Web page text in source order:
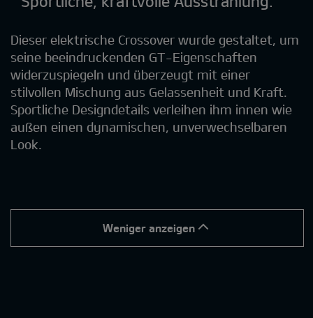
Dieser elektrische Crossover wurde gestaltet, um
seine beeindruckenden GT-Eigenschaften
widerzuspiegeln und überzeugt mit einer
stilvollen Mischung aus Gelassenheit und Kraft.
Sportliche Designdetails verleihen ihm innen wie
außen einen dynamischen, unverwechselbaren
Look.
Weniger anzeigen